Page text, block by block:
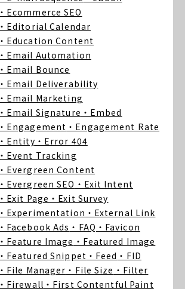
・Ecommerce SEO
・Editorial Calendar
・Education Content
・Email Automation
・Email Bounce
・Email Deliverability
・Email Marketing
・Email Signature ・Embed
・Engagement ・Engagement Rate
・Entity ・Error 404
・Event Tracking
・Evergreen Content
・Evergreen SEO ・Exit Intent
・Exit Page ・Exit Survey
・Experimentation ・External Link
・Facebook Ads ・FAQ ・Favicon
・Feature Image ・Featured Image
・Featured Snippet ・Feed ・FID
・File Manager ・File Size ・Filter
・Firewall ・First Contentful Paint